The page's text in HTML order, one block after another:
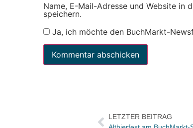
Name, E-Mail-Adresse und Website in
speichern.
Ja, ich möchte den BuchMarkt-
LETZTER BEITRAG